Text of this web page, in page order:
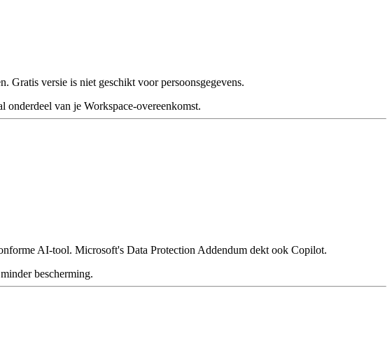
versie is niet geschikt voor persoonsgegevens.
van je Workspace-overeenkomst.
AI-tool. Microsoft's Data Protection Addendum dekt ook Copilot.
bescherming.